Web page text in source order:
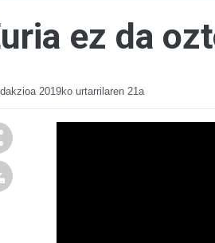
ez da
2019ko urtarrilaren 21a